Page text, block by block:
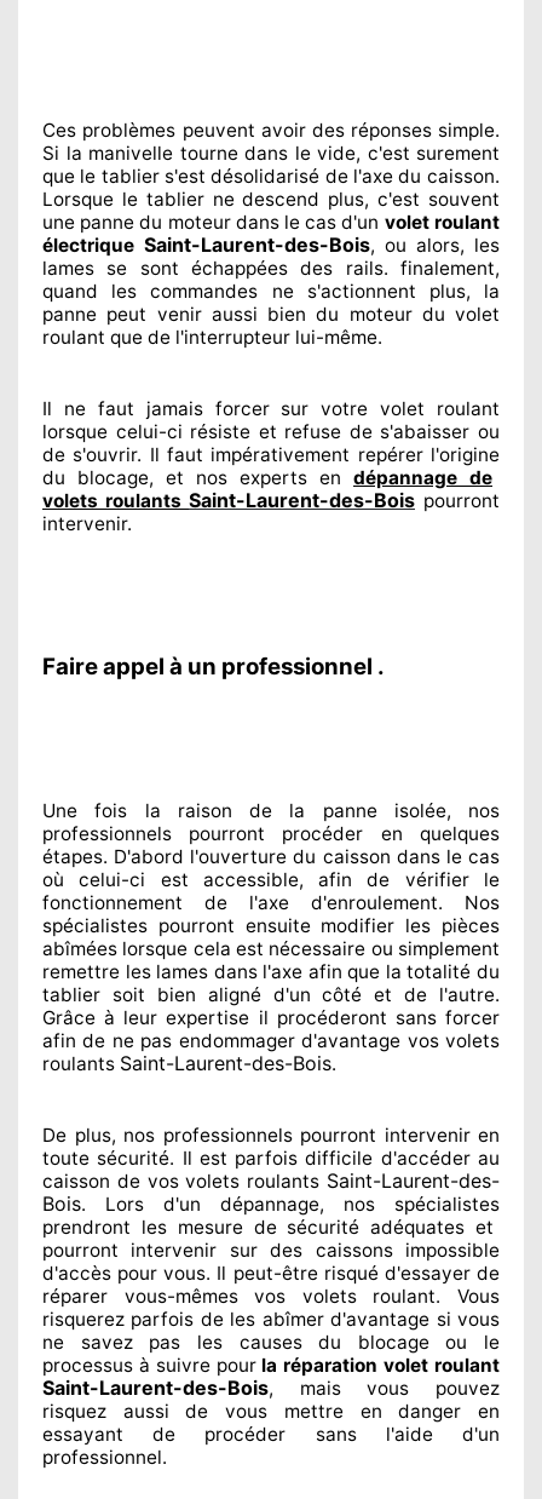
Ces problèmes peuvent avoir des réponses simple.
Si la manivelle tourne dans le vide, c'est surement
que le tablier s'est désolidarisé de l'axe du caisson.
Lorsque le tablier ne descend plus, c'est souvent
une panne du moteur dans le cas d'un volet roulant
électrique Saint-Laurent-des-Bois, ou alors, les
lames se sont échappées des rails. finalement,
quand les commandes ne s'actionnent plus, la
panne peut venir aussi bien du moteur du volet
roulant que de l'interrupteur lui-même.
Il ne faut jamais forcer sur votre volet roulant
lorsque celui-ci résiste et refuse de s'abaisser ou
de s'ouvrir. Il faut impérativement repérerl'origine
du blocage, et nos experts en dépannage de
volets roulants Saint-Laurent-des-Bois pourront
intervenir.
Faire appel à un professionnel .
Une fois la raison de la panne isolée, nos
professionnels pourront procéder
en quelques
étapes. D'abord l'ouverture du caisson dans le cas
où celui-ci est accessible, afin de vérifier le
fonctionnement de l'axe d'enroulement. Nos
spécialistes pourront ensuite modifier les pièces
abîmées lorsque cela est nécessaire ou simplement
remettre les lames dans l'axe afin que la totalité du
tablier soit bien aligné d'un côté et de l'autre.
Grâce à leur expertise il procéderont sans forcer
afin de ne pas endommagerd'avantage vos volets
roulants Saint-Laurent-des-Bois.
De plus, nos professionnelspourront interveniren
toute sécurité. Il est parfois difficile d'accéder au
caisson de vos volets roulants Saint-Laurent-des-
Bois. Lors d'un dépannage, nos spécialistes
prendront les mesure de sécurité adéquates et
pourront intervenir sur des caissons impossible
d'accès pour vous. Il peut-être risquéd'essayer de
réparer vous-mêmes vos volets roulant. Vous
risquerez parfois de les abîmerd'avantage si vous
ne savezpas les causes du blocage ou le
processus à suivre pour la réparation volet roulant
Saint-Laurent-des-Bois, mais vous pouvez
risquez aussi de vous mettre en danger en
essayant de procéder sans l'aide d'un
professionnel.